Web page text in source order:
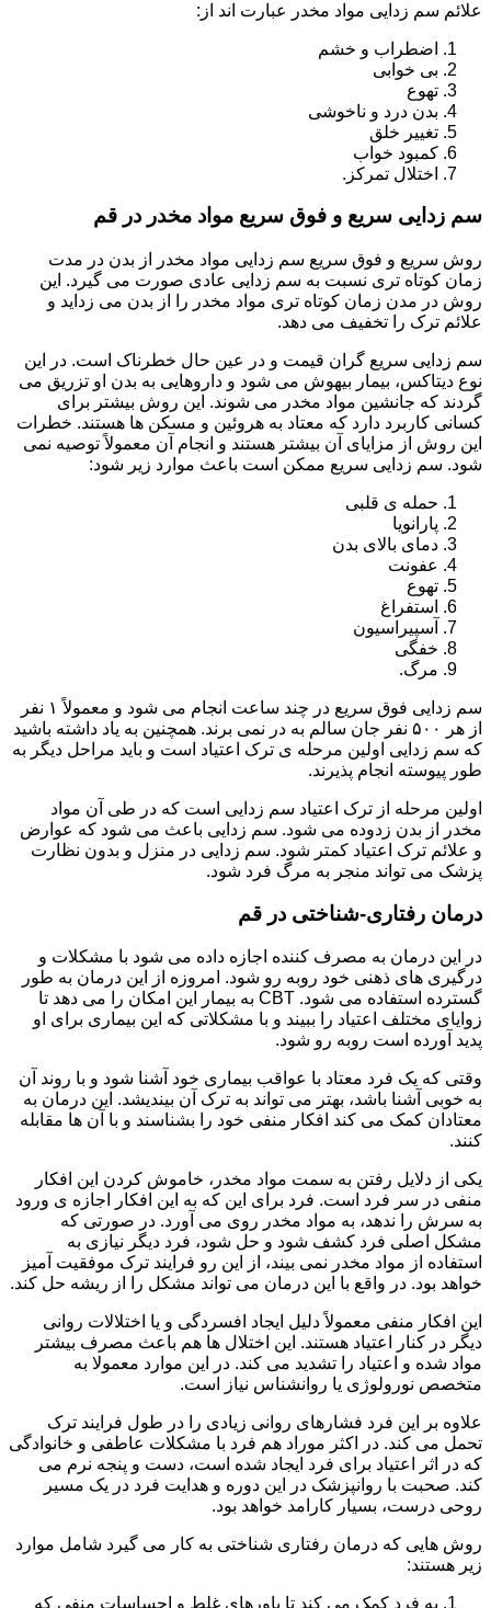
علائم سم زدایی مواد مخدر عبارت اند از:
اضطراب و خشم
بی خوابی
تهوع
بدن درد و ناخوشی
تغییر خلق
کمبود خواب
اختلال تمرکز.
سم زدایی سریع و فوق سریع مواد مخدر در قم
روش سریع و فوق سریع سم زدایی مواد مخدر از بدن در مدت
زمان کوتاه تری نسبت به سم زدایی عادی صورت می گیرد. این
روش در مدن زمان کوتاه تری مواد مخدر را از بدن می زداید و
علائم ترک را تخفیف می دهد.
سم زدایی سریع گران قیمت و در عین حال خطرناک است. در این
نوع دیتاکس، بیمار بیهوش می شود و داروهایی به بدن او تزریق می
گردند که جانشین مواد مخدر می شوند. این روش بیشتر برای
کسانی کاربرد دارد که معتاد به هروئین و مسکن ها هستند. خطرات
این روش از مزایای آن بیشتر هستند و انجام آن معمولاً توصیه نمی
شود. سم زدایی سریع ممکن است باعث موارد زیر شود:
حمله ی قلبی
پارانویا
دمای بالای بدن
عفونت
تهوع
استفراغ
آسپیراسیون
خفگی
مرگ.
سم زدایی فوق سریع در چند ساعت انجام می شود و معمولاً ۱ نفر
از هر ۵۰۰ نفر جان سالم به در نمی برند. همچنین به یاد داشته باشید
که سم زدایی اولین مرحله ی ترک اعتیاد است و باید مراحل دیگر به
طور پیوسته انجام پذیرند.
اولین مرحله از ترک اعتیاد سم زدایی است که در طی آن مواد
مخدر از بدن زدوده می شود. سم زدایی باعث می شود که عوارض
و علائم ترک اعتیاد کمتر شود. سم زدایی در منزل و بدون نظارت
پزشک می تواند منجر به مرگ فرد شود.
درمان رفتاری-شناختی در قم
در این درمان به مصرف کننده اجازه داده می شود با مشکلات و
درگیری های ذهنی خود روبه رو شود. امروزه از این درمان به طور
گسترده استفاده می شود. CBT به بیمار این امکان را می دهد تا
زوایای مختلف اعتیاد را ببیند و با مشکلاتی که این بیماری برای او
پدید آورده است روبه رو شود.
وقتی که یک فرد معتاد با عواقب بیماری خود آشنا شود و با روند آن
به خوبی آشنا باشد، بهتر می تواند به ترک آن بیندیشد. این درمان به
معتادان کمک می کند افکار منفی خود را بشناسند و با آن ها مقابله
کنند.
یکی از دلایل رفتن به سمت مواد مخدر، خاموش کردن این افکار
منفی در سر فرد است. فرد برای این که به این افکار اجازه ی ورود
به سرش را ندهد، به مواد مخدر روی می آورد. در صورتی که
مشکل اصلی فرد کشف شود و حل شود، فرد دیگر نیازی به
استفاده از مواد مخدر نمی بیند، از این رو فرایند ترک موفقیت آمیز
خواهد بود. در واقع با این درمان می تواند مشکل را از ریشه حل کند.
این افکار منفی معمولاً دلیل ایجاد افسردگی و یا اختلالات روانی
دیگر در کنار اعتیاد هستند. این اختلال ها هم باعث مصرف بیشتر
مواد شده و اعتیاد را تشدید می کند. در این موارد معمولا به
متخصص نورولوژی یا روانشناس نیاز است.
علاوه بر این فرد فشارهای روانی زیادی را در طول فرایند ترک
تحمل می کند. در اکثر موراد هم فرد با مشکلات عاطفی و خانوادگی
که در اثر اعتیاد برای فرد ایجاد شده است، دست و پنجه نرم می
کند. صحبت با روانپزشک در این دوره و هدایت فرد در یک مسیر
روحی درست، بسیار کارامد خواهد بود.
روش هایی که درمان رفتاری شناختی به کار می گیرد شامل موارد
زیر هستند:
به فرد کمک می کند تا باورهای غلط و احساسات منفی که